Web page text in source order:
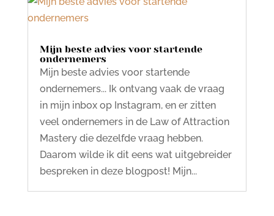
Mijn beste advies voor startende
ondernemers
Mijn beste advies voor startende
ondernemers... Ik ontvang vaak de vraag
in mijn inbox op Instagram, en er zitten
veel ondernemers in de Law of Attraction
Mastery die dezelfde vraag hebben.
Daarom wilde ik dit eens wat uitgebreider
bespreken in deze blogpost! Mijn...